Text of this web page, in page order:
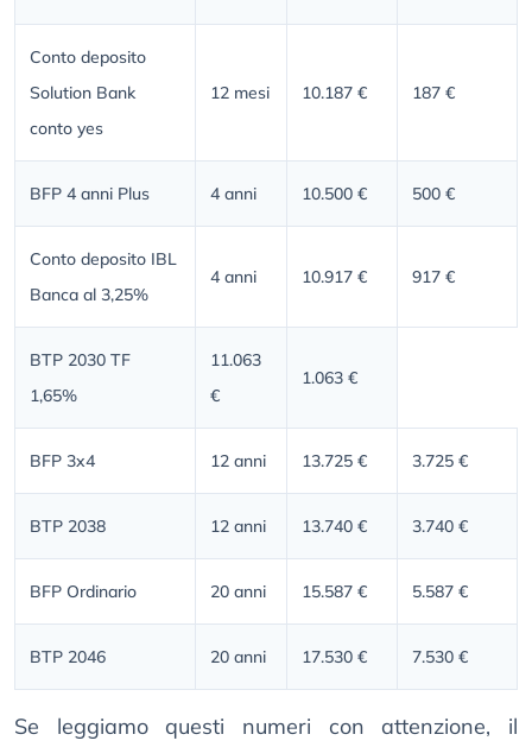
Conto deposito
Solution Bank
conto yes
12 mesi 10.187 € 187 €
BFP 4 anni Plus 4 anni 10.500 € 500 €
Conto deposito IBL
Banca al 3,25%
4 anni 10.917 € 917 €
BTP 2030 TF
1,65%
11.063
€
1.063 €
BFP 3x4 12 anni 13.725 € 3.725 €
BTP 2038 12 anni 13.740 € 3.740 €
BFP Ordinario 20 anni 15.587 € 5.587 €
BTP 2046 20 anni 17.530 € 7.530 €
Se leggiamo questi numeri con attenzione, il